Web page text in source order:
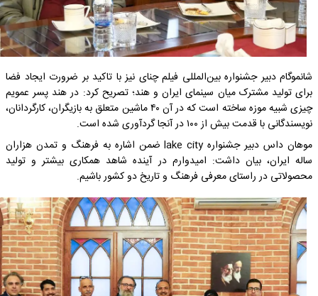
شانموگام دبیر جشنواره بین‌المللی فیلم چنای نیز با تاکید بر ضرورت ایجاد فضا
برای تولید مشترک میان سینمای ایران و هند؛ تصریح کرد: در هند پسر عمویم
چیزی شبیه موزه ساخته است که در آن ۴۰ ماشین متعلق به بازیگران، کارگردانان،
نویسندگانی با قدمت بیش از ۱۰۰ در آنجا گردآوری شده است.
موهان داس دبیر جشنواره lake city ضمن اشاره به فرهنگ و تمدن هزاران
ساله ایران، بیان داشت: امیدوارم در آینده شاهد همکاری بیشتر و تولید
محصولاتی در راستای معرفی فرهنگ و تاریخ دو کشور باشیم.